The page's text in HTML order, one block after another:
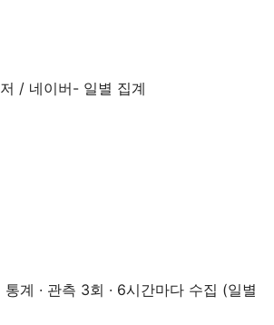
/ 네이버- 일별 집계
계 · 관측 3회 · 6시간마다 수집 (일별